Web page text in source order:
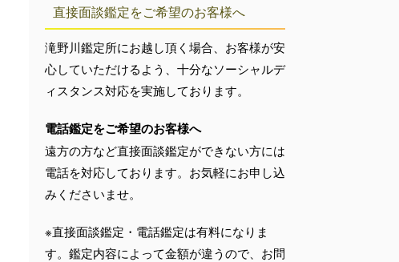
直接面談鑑定をご希望のお客様へ
滝野川鑑定所にお越し頂く場合、お客様が安
心していただけるよう、十分なソーシャルデ
ィスタンス対応を実施しております。
電話鑑定をご希望のお客様へ
遠方の方など直接面談鑑定ができない方には
電話を対応しております。お気軽にお申し込
みくださいませ。
※直接面談鑑定・電話鑑定は有料になりま
す。鑑定内容によって金額が違うので、お問